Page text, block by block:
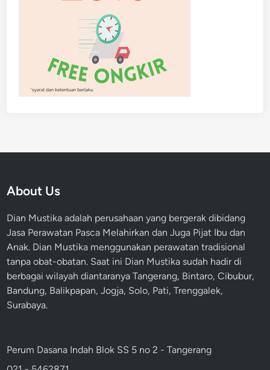
About Us
Dian Mustika adalah perusahaan yang bergerak dibidang
Jasa Perawatan Pasca Melahirkan dan Juga Pijat Ibu dan
Anak. Dian Mustika menggunakan perawatan tradisional
tanpa obat-obatan. Saat ini Dian Mustika sudah hadir di
berbagai wilayah diantaranya Tangerang, Bintaro, Cibubur,
Bandung, Balikpapan, Jogja, Solo, Pati, Trenggalek,
Surabaya.
Perum Dasana Indah Blok SS 5 no 2 - Tangerang